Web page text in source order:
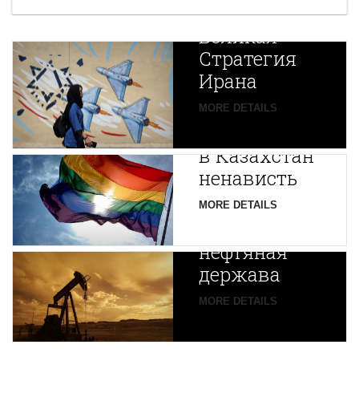
Новая
Великая
Стратегия
Ирана
MORE DETAILS
Путин
в Казахстан
ненависть
MORE DETAILS
Центральной
Азии
зарождается
нефтяная
держава
MORE DETAILS